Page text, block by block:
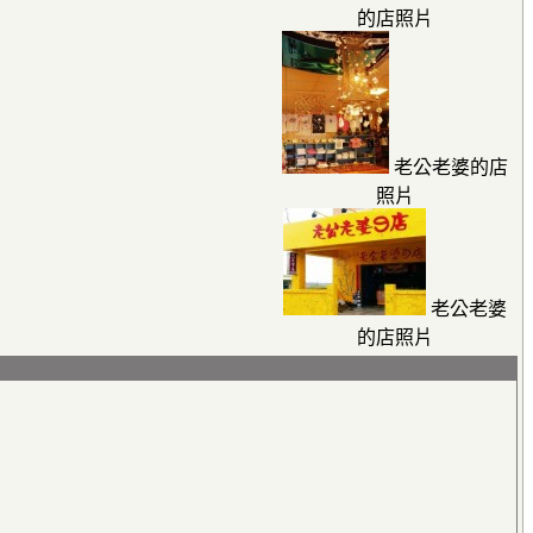
的店照片
老公老婆的店
照片
老公老婆
的店照片